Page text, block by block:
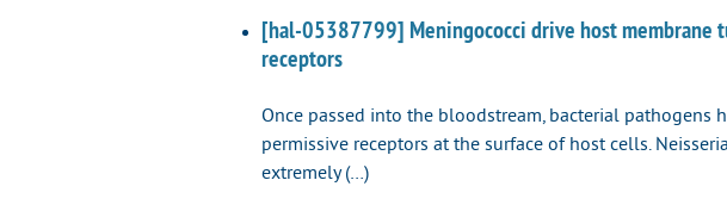
[hal-05387799] Meningococci drive host
receptors
Once passed into the bloodstream, bacterial pathogens
permissive receptors at the surface of host cells.
extremely (…)